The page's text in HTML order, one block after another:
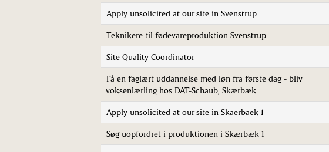
Apply unsolicited at our site in Svenstrup
Teknikere til fødevareproduktion Svenstrup
Site Quality Coordinator
Få en faglært uddannelse med løn fra første dag - bliv
voksenlærling hos DAT-Schaub, Skærbæk
Apply unsolicited at our site in Skaerbaek 1
Søg uopfordret i produktionen i Skærbæk 1